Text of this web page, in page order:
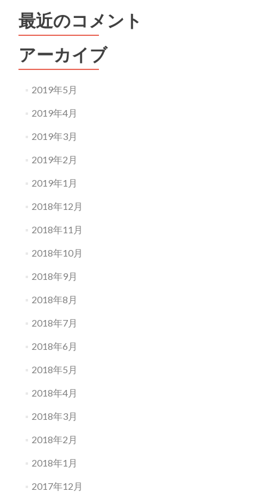
最近のコメント
アーカイブ
2019年5月
2019年4月
2019年3月
2019年2月
2019年1月
2018年12月
2018年11月
2018年10月
2018年9月
2018年8月
2018年7月
2018年6月
2018年5月
2018年4月
2018年3月
2018年2月
2018年1月
2017年12月